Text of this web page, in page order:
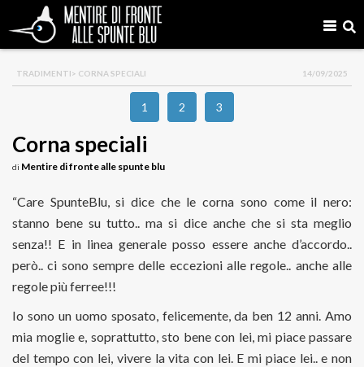
TRADIMENTI> CORNA SPECIALI 14/09/2025
1 2 3
Corna speciali
di Mentire di fronte alle spunte blu
“Care SpunteBlu, si dice che le corna sono come il nero:
stanno bene su tutto.. ma si dice anche che si sta meglio
senza!! E in linea generale posso essere anche d’accordo..
però.. ci sono sempre delle eccezioni alle regole.. anche alle
regole più ferree!!!
Io sono un uomo sposato, felicemente, da ben 12 anni. Amo
mia moglie e, soprattutto, sto bene con lei, mi piace passare
del tempo con lei, vivere la vita con lei. E mi piace lei.. e non